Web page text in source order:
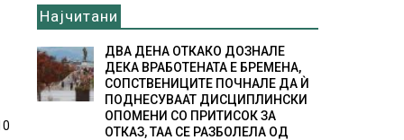
Најчитани
ДВА ДЕНА ОТКАКО ДОЗНАЛЕ
ДЕКА ВРАБОТЕНАТА Е БРЕМЕНА,
СОПСТВЕНИЦИТЕ ПОЧНАЛЕ ДА Ѝ
ПОДНЕСУВААТ ДИСЦИПЛИНСКИ
ОПОМЕНИ СО ПРИТИСОК ЗА
ОТКАЗ, ТАА СЕ РАЗБОЛЕЛА ОД